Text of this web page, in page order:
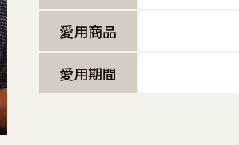
愛用商品
愛用期間